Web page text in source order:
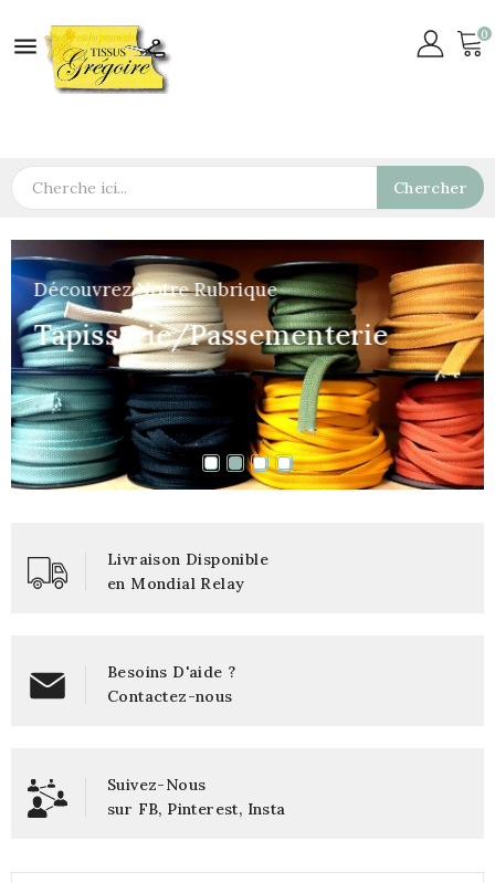
 0
Chercher
Découvrez Notre Rubrique
Tapisserie/Passementerie
Livraison Disponible
en Mondial Relay
Besoins D'aide ?
Contactez-nous
Suivez-Nous
sur FB, Pinterest, Insta